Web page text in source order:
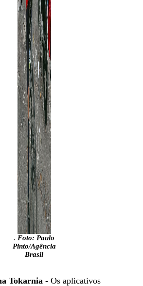
. Foto: Paulo
Pinto/Agência
Brasil
Tokarnia - Os aplicativos